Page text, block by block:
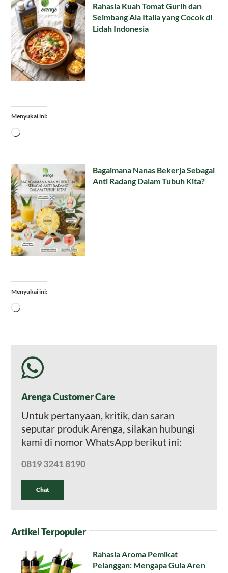
Rahasia Kuah Tomat Gurih dan
Seimbang Ala Italia yang Cocok di
Lidah Indonesia
Menyukai ini:
Memuat...
Bagaimana Nanas Bekerja Sebagai
Anti Radang Dalam Tubuh Kita?
Menyukai ini:
Memuat...
Arenga Customer Care
Untuk pertanyaan, kritik, dan saran
seputar produk Arenga, silakan hubungi
kami di nomor WhatsApp berikut ini:
0819 3241 8190
Chat
Artikel Terpopuler
Rahasia Aroma Pemikat
Pelanggan: Mengapa Gula Aren